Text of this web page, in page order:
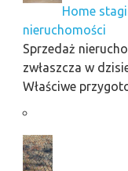
Home
nieruchomości
Sprzedaż
zwłaszcza w
Właściwe